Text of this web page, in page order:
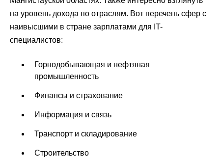
на уровень дохода по отраслям. Вот перечень сфер с
наивысшими в стране зарплатами для IT-
специалистов:
Горнодобывающая и нефтяная
промышленность
Финансы и страхование
Информация и связь
Транспорт и складирование
Строительство